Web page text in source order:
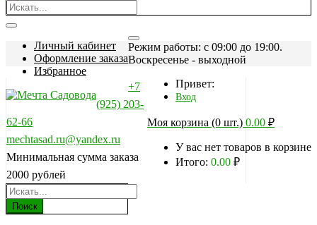
Личный кабинет
Оформление заказа
Избранное
Режим работы: c 09:00 до 19:00.
Воскресенье - выходной
Привет:
Вход
Моя корзина (0 шт.) 0.00 ₽
У вас нет товаров в корзине
Итого: 0.00 ₽
+7
(925) 203-
62-66
mechtasad.ru@yandex.ru
Минимальная сумма заказа
2000 рублей
Поиск